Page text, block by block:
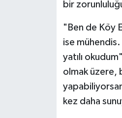
bir
"Ben de Köy
ise mühendis.
yatılı
olmak üzere,
kez daha